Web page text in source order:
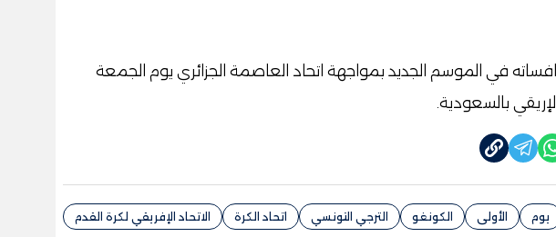
في الموسم الجديد بمواجهة اتحاد العاصمة الجزائري يوم الجمعة
بالسعودية.
يوم الأولى الكونغو الترجي التونسي اتحاد الكرة
الاتحاد الإفريقي لكرة القدم